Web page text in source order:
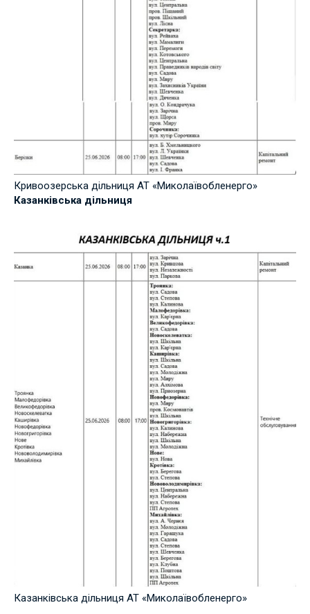
Кривоозерська дільниця АТ «Миколаївобленерго»
Казанківська дільниця
Казанківська дільниця АТ «Миколаївобленерго»